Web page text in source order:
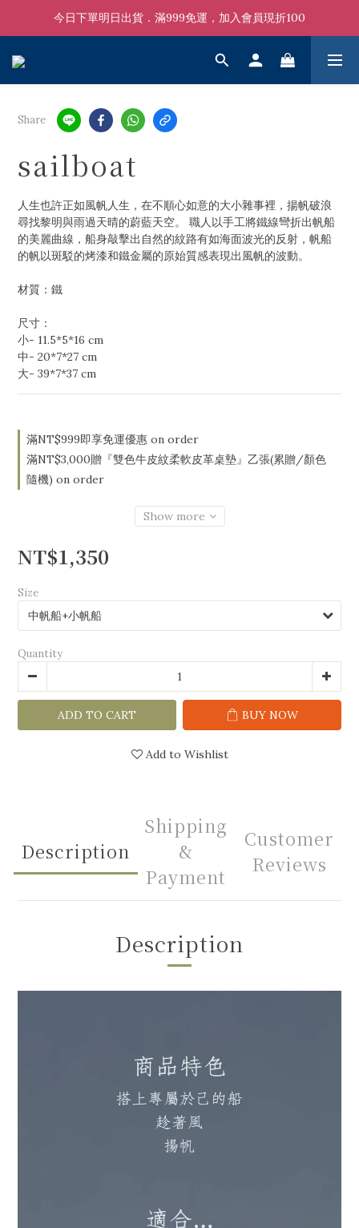
今日下單明日出貨．滿999免運，加入會員現折100
Share
sailboat
人生也許正如風帆人生，在不順心如意的大小雜事裡，揚帆破浪
尋找黎明與雨過天晴的蔚藍天空。 職人以手工將鐵線彎折出帆船
的美麗曲線，船身敲擊出自然的紋路有如海面波光的反射，帆船
的帆以斑駁的烤漆和鐵金屬的原始質感表現出風帆的波動。
材質：鐵
尺寸：
小- 11.5*5*16 cm
中- 20*7*27 cm
大- 39*7*37 cm
滿NT$999即享免運優惠 on order
滿NT$3,000贈『雙色牛皮紋柔軟皮革桌墊』乙張(累贈/顏色
隨機) on order
Show more
NT$1,350
Size
Quantity
ADD TO CART BUY NOW
Add to Wishlist
Description
Shipping
&
Payment
Customer
Reviews
Description